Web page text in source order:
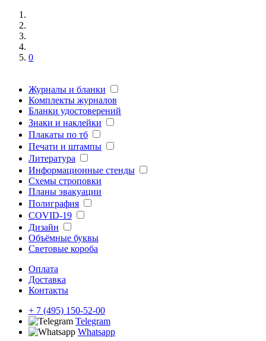
0
Журналы и бланки
Комплекты журналов
Бланки удостоверений
Знаки и наклейки
Плакаты по тб
Печати и штампы
Литература
Информационные стенды
Схемы строповки
Планы эвакуации
Полиграфия
COVID-19
Дизайн
Объёмные буквы
Световые короба
Оплата
Доставка
Контакты
+ 7 (495) 150-52-00
Telegram
Whatsapp